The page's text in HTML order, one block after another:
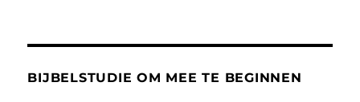
BIJBELSTUDIE OM MEE TE BEGINNEN